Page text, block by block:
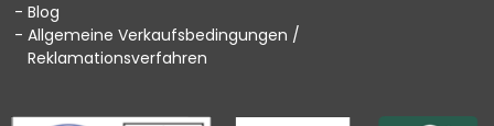
Blog
Allgemeine Verkaufsbedingungen /
Reklamationsverfahren